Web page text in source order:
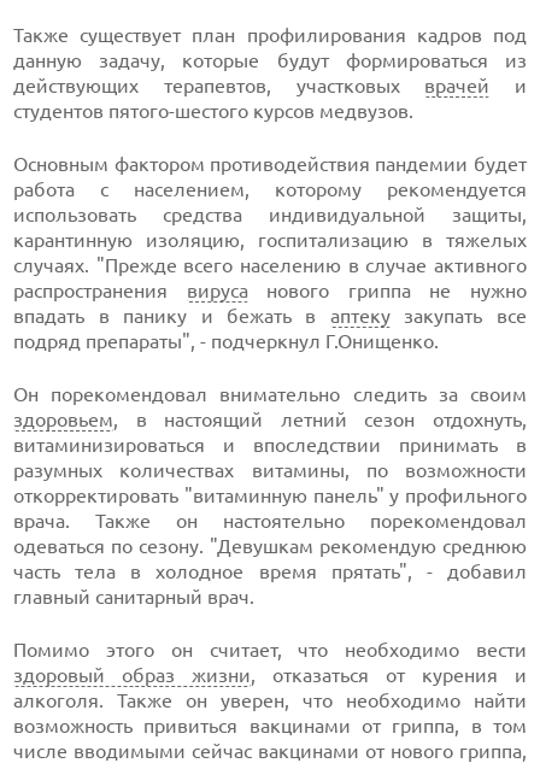
Также существует план профилирования кадров под
данную задачу, которые будут формироваться из
действующих терапевтов, участковых врачей и
студентов пятого-шестого курсов медвузов.
Основным фактором противодействия пандемии будет
работа с населением, которому рекомендуется
использовать средства индивидуальной защиты,
карантинную изоляцию, госпитализацию в тяжелых
случаях. "Прежде всего населению в случае активного
распространения вирусанового гриппа не нужно
впадать в панику и бежать в аптекузакупать все
подряд препараты", - подчеркнул Г.Онищенко.
Он порекомендовал внимательно следить за своим
здоровьем, в настоящий летний сезон отдохнуть,
витаминизироваться и впоследствии принимать в
разумных количествах витамины, по возможности
откорректировать "витаминную панель" у профильного
врача. Также он настоятельно порекомендовал
одеваться по сезону. "Девушкам рекомендую среднюю
часть тела в холодное время прятать", - добавил
главный санитарный врач.
Помимо этого он считает, что необходимо вести
здоровый образ жизни, отказаться от курения и
алкоголя. Также он уверен, что необходимо найти
возможность привиться вакцинами от гриппа, в том
числе вводимыми сейчас вакцинами от нового гриппа,